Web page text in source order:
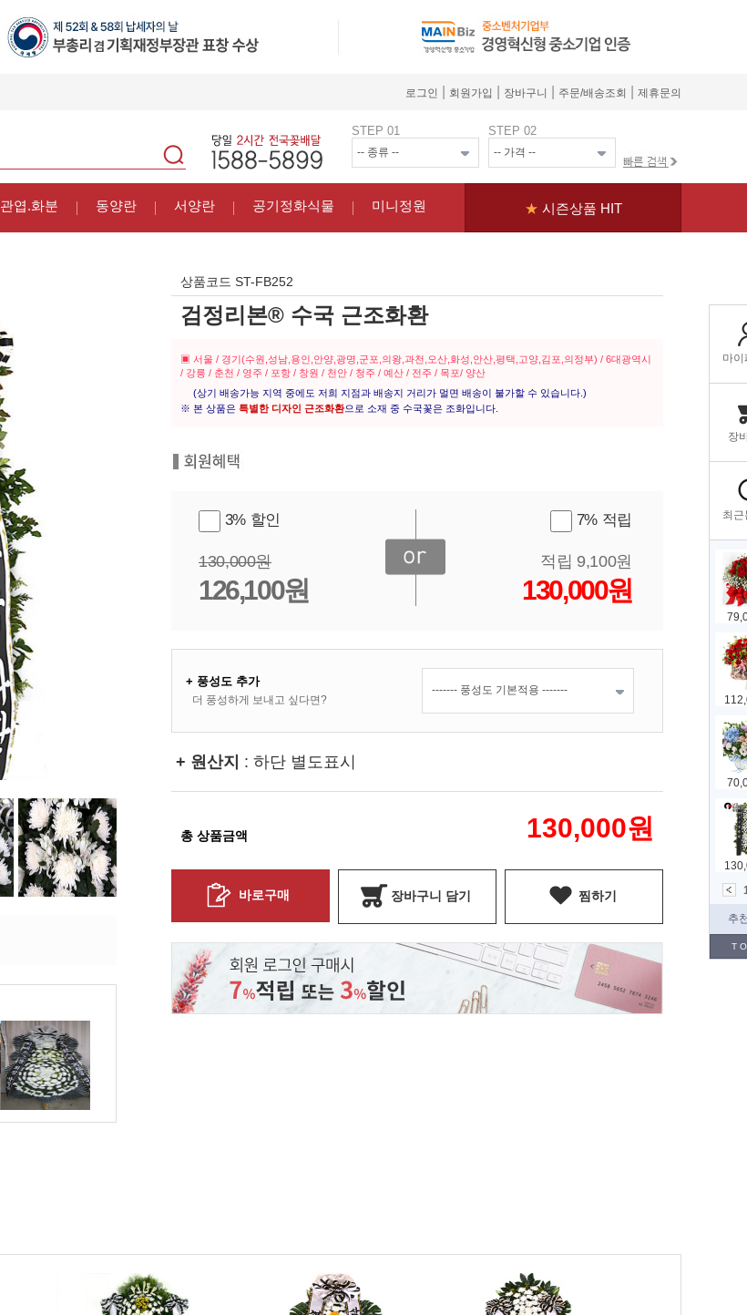
로그인 회원가입 장바구니 주문/배송조회 제휴문의
STEP 01 STEP 02
관엽.화분 동양란 서양란 공기정화식물 미니정원 ★ 시즌상품 HIT
상품코드 ST-FB252
검정리본® 수국 근조화환
▣ 서울 / 경기(수원,성남,용인,안양,광명,군포,의왕,과천,오산,화성,안산,평택,고양,김포,의정부) / 6대광역시
/ 강릉 / 춘천 / 영주 / 포항 / 창원 / 천안 / 청주 / 예산 / 전주 / 목포/ 양산
(상기 배송가능 지역 중에도 저희 지점과 배송지 거리가 멀면 배송이 불가할 수 있습니다.)
※ 본 상품은 특별한 디자인 근조화환으로 소재 중 수국꽃은 조화입니다.
3% 할인
130,000원
126,100원
7% 적립
적립 9,100원
130,000원
+ 풍성도 추가
더 풍성하게 보내고 싶다면?
+ 원산지 : 하단 별도표시
총 상품금액 130,000원
바로구매 장바구니 담기 찜하기